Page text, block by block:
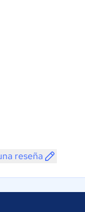
reseña